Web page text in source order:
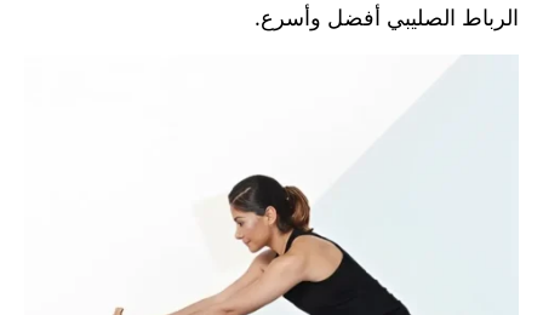
الرباط الصليبي أفضل وأسرع.